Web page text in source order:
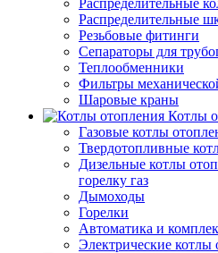
Распределительные
Распределительные
Резьбовые фитинги
Сепараторы для
Теплообменники
Фильтры
Шаровые краны
Котлы
Газовые котлы
Твердотопливные
Дизельные котлы
горелку газ
Дымоходы
Горелки
Автоматика и
Электрические котлы